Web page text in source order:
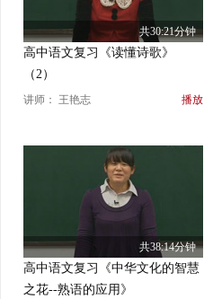
共30:21分钟
高中语文复习《读懂诗歌》
（2）
讲师： 王艳志 播放
共38:14分钟
高中语文复习《中华文化的智慧
之花--熟语的应用》